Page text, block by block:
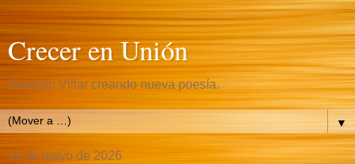
Crecer en Unión
Gonzalo Villar creando nueva poesía.
▼
11 de mayo de 2026